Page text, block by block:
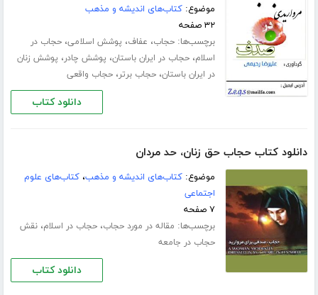
موضوع:کتاب‌های اندیشه و مذهب
۳۲ صفحه
برچسب‌ها:حجاب، عفاف، پوشش اسلامی،حجاب در
اسلام،حجاب در ایران باستان، پوشش چادر، پوشش زنان
در ایران باستان،حجاب برتر،حجاب واقعی
دانلود کتاب
دانلود کتاب حجاب حق زنان، حد مردان
موضوع:کتاب‌های اندیشه و مذهب،کتاب‌های علوم
اجتماعی
۷ صفحه
برچسب‌ها: مقاله در مورد حجاب،حجاب در اسلام،نقش
حجاب در جامعه
دانلود کتاب